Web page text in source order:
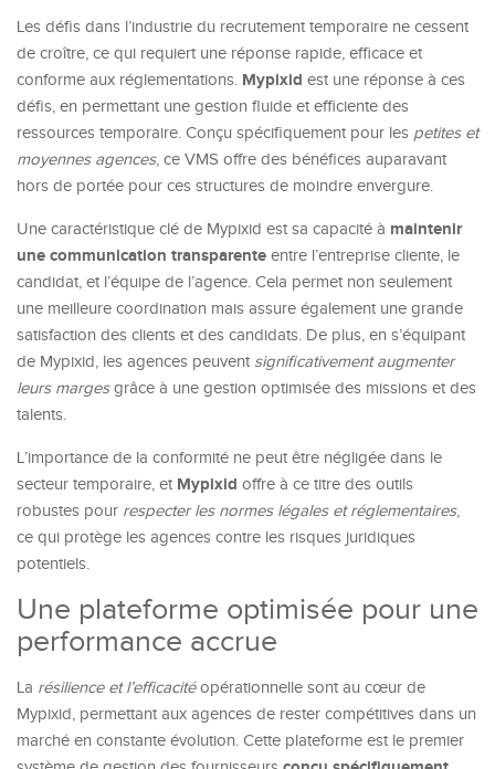
Les défis dans l’industrie du recrutement temporaire ne cessent
de croître, ce qui requiert une réponse rapide, efficace et
conforme aux réglementations. Mypixid est une réponse à ces
défis, en permettant une gestion fluide et efficiente des
ressources temporaire. Conçu spécifiquement pour les petites et
moyennes agences, ce VMS offre des bénéfices auparavant
hors de portée pour ces structures de moindre envergure.
Une caractéristique clé de Mypixid est sa capacité à maintenir
une communication transparente entre l’entreprise cliente, le
candidat, et l’équipe de l’agence. Cela permet non seulement
une meilleure coordination mais assure également une grande
satisfaction des clients et des candidats. De plus, en s’équipant
de Mypixid, les agences peuvent significativement augmenter
leurs margesgrâce à une gestion optimisée des missions et des
talents.
L’importance de la conformité ne peut être négligée dans le
secteur temporaire, et Mypixid offre à ce titre des outils
robustes pour respecter les normes légales et réglementaires,
ce qui protège les agences contre les risques juridiques
potentiels.
Une plateforme optimisée pour une
performance accrue
La résilience et l’efficacitéopérationnelle sont au cœur de
Mypixid, permettant aux agences de rester compétitives dans un
marché en constante évolution. Cette plateforme est le premier